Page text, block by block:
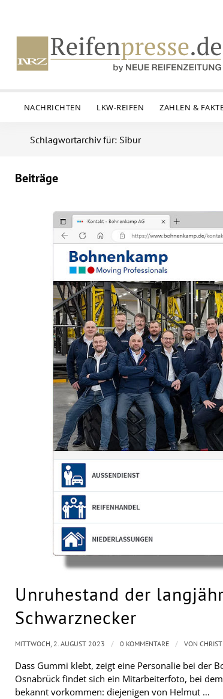
NACHRICHTEN LKW-REIFEN ZAHLEN &
Schlagwortarchiv für: Sibur
Beiträge
Unruhestand der
Schwarznecker
Dass Gummi klebt, zeigt eine Personalie bei der
Osnabrück findet sich ein Mitarbeiterfoto, bei
bekannt vorkommen: diejenigen von Helmut …
MITTWOCH, 2. AUGUST 2023 / 0 KOMMENTARE / VON